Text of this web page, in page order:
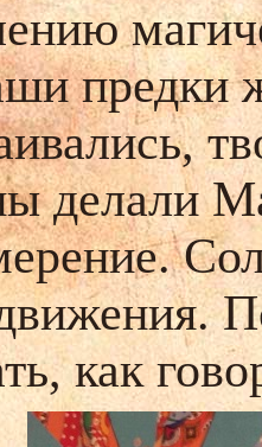
предки
делали
как